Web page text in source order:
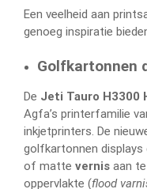
Een veelheid aan
genoeg inspiratie
Golfkartonnen
De Jeti Tauro H3300
Agfa’s printerfamilie
inkjetprinters. De
golfkartonnen displays
of matte vernis aan
oppervlakte (flood